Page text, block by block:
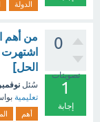
الدولة
0
تصويتات
1
إجابة
من أهم
اشتهرت
الحل]
سُئل نوفمبر 12، 2023
تعليمية
أهم